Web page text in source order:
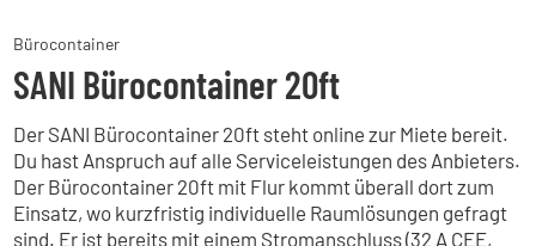
Bürocontainer
SANI Bürocontainer 20ft
Der SANI Bürocontainer 20ft steht online zur Miete bereit.
Du hast Anspruch auf alle Serviceleistungen des Anbieters.
Der Bürocontainer 20ft mit Flur kommt überall dort zum
Einsatz, wo kurzfristig individuelle Raumlösungen gefragt
sind. Er ist bereits mit einem Stromanschluss (32 A CEE,